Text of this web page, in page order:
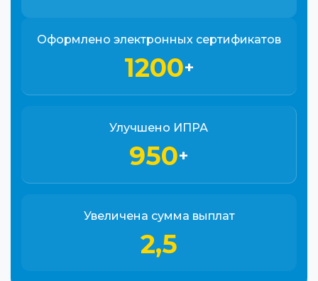
Оформлено электронных сертификатов
1200+
Улучшено ИПРА
950+
Увеличена сумма выплат
2,5